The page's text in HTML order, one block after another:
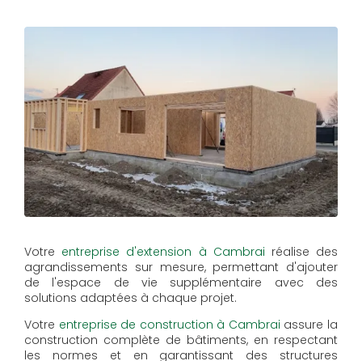
Votre entreprise d'extension à Cambrai réalise des
agrandissements sur mesure, permettant d'ajouter
de l'espace de vie supplémentaire avec des
solutions adaptées à chaque projet.
Votre entreprise de construction à Cambrai assure la
construction complète de bâtiments, en respectant
les normes et en garantissant des structures